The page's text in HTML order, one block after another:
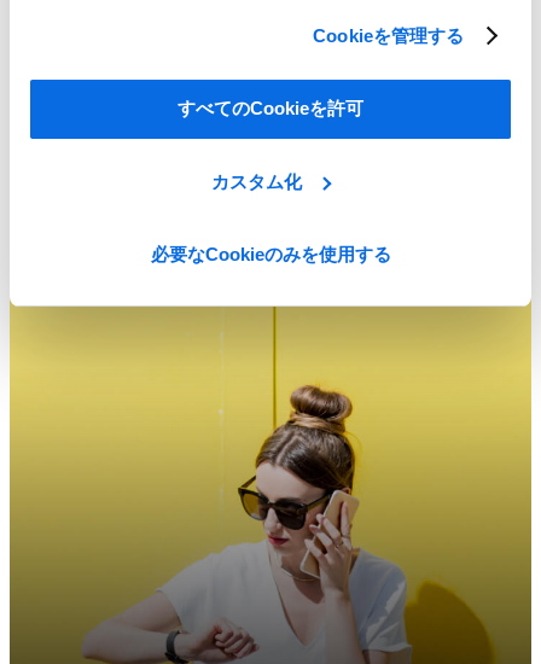
Cookieを管理する
すべてのCookieを許可
カスタム化
必要なCookieのみを使用する
製品ライフサイクル管理(PLM)とは